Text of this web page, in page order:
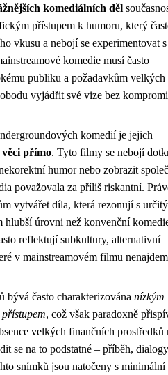
komediálních děl
přístupem k humoru, který
vkusu a nebojí se experimentovat s
komedie musí často
publiku a požadavkům velkých
vyjádřit své vize bez
komedií je jejich
přímo. Tyto filmy se nebojí
humor nebo zobrazit
považovala za příliš riskantní.
vytvářet díla, která rezonují s
hlubší úrovni než konvenční
reflektují subkultury, alternativní
v mainstreamovém filmu
bývá často charakterizována nízkým
, což však paradoxně
velkých finančních prostředků
se na to podstatné – příběh,
snímků jsou natočeny s minimální